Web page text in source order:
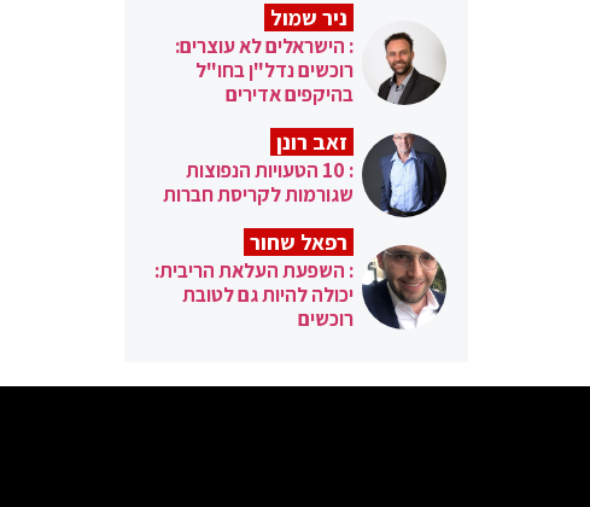
ניר שמול
: הישראלים לא עוצרים:
רוכשים נדל"ן בחו"ל
בהיקפים אדירים
זאב רונן
: 10 הטעויות הנפוצות
שגורמות לקריסת חברות
רפאל שחור
: השפעת העלאת הריבית:
יכולה להיות גם לטובת
רוכשים